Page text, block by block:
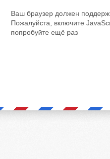
Ваш браузер должен
Пожалуйста, включите
попробуйте ещё раз